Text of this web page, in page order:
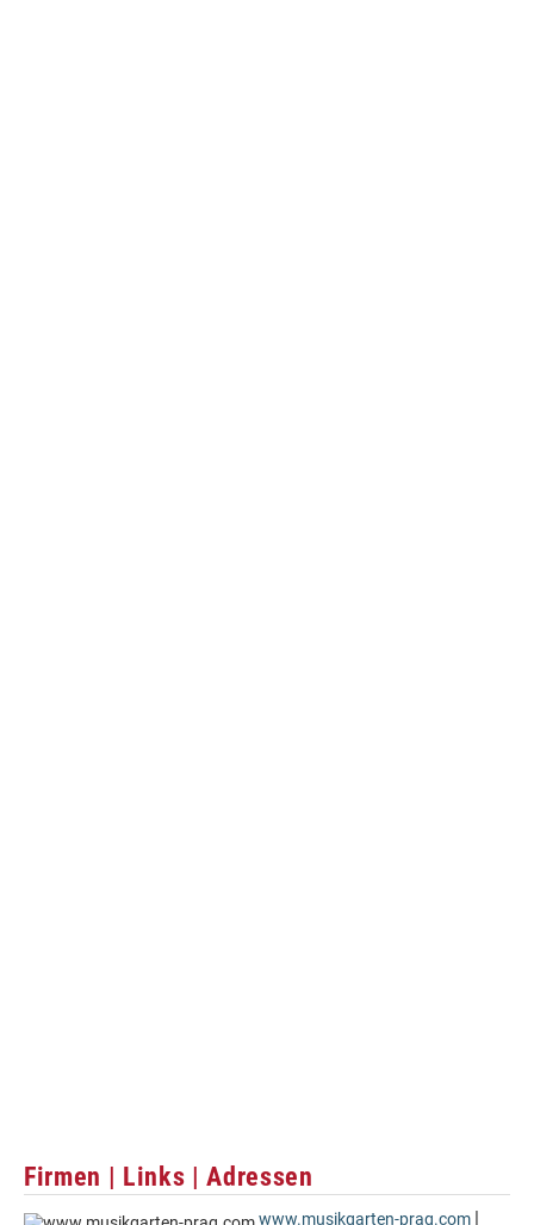
Firmen | Links | Adressen
www.musikgarten-prag.com |